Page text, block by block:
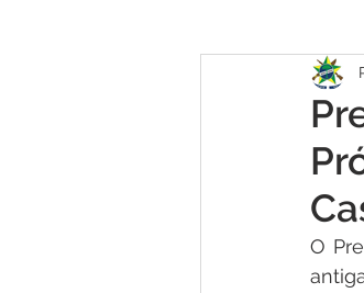
Infra, Obra e
Concursos
Nota de Pesar
O